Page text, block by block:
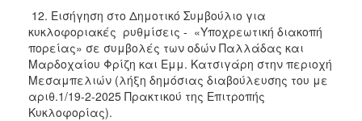
12. Εισήγηση στο Δημοτικό Συμβούλιο για
κυκλοφοριακές ρυθμίσεις - «Υποχρεωτική διακοπή
πορείας» σε συμβολές των οδών Παλλάδας και
Μαρδοχαίου Φρίζη και Εμμ. Κατσιγάρη στην περιοχή
Μεσαμπελιών (λήξη δημόσιας διαβούλευσης του με
αριθ.1/19-2-2025 Πρακτικού της Επιτροπής
Κυκλοφορίας).